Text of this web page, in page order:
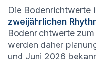
Die Bodenrichtwerte
zweijährlichen
Bodenrichtwerte zum
werden daher
und Juni 2026